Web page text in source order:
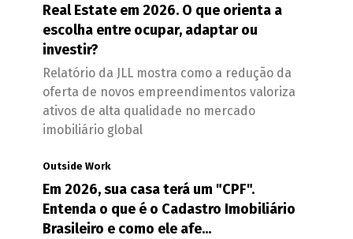
Real Estate em 2026. O que orienta a
escolha entre ocupar, adaptar ou
investir?
Relatório da JLL mostra como a redução da
oferta de novos empreendimentos valoriza
ativos de alta qualidade no mercado
imobiliário global
Outside Work
Em 2026, sua casa terá um "CPF".
Entenda o que é o Cadastro Imobiliário
Brasileiro e como ele afe...